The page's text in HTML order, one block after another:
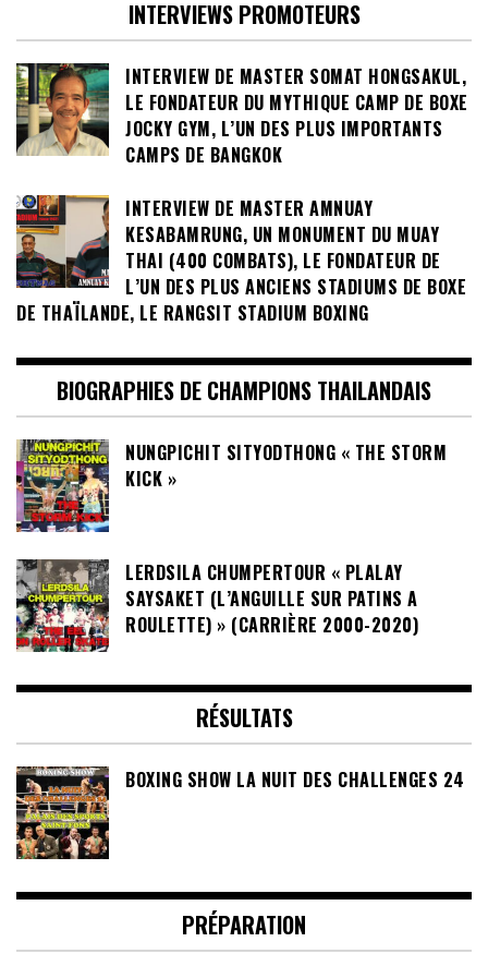
INTERVIEWS PROMOTEURS
INTERVIEW DE MASTER SOMAT HONGSAKUL,
LE FONDATEUR DU MYTHIQUE CAMP DE BOXE
JOCKY GYM, L’UN DES PLUS IMPORTANTS
CAMPS DE BANGKOK
INTERVIEW DE MASTER AMNUAY
KESABAMRUNG, UN MONUMENT DU MUAY
THAI (400 COMBATS), LE FONDATEUR DE
L’UN DES PLUS ANCIENS STADIUMS DE BOXE
DE THAÏLANDE, LE RANGSIT STADIUM BOXING
BIOGRAPHIES DE CHAMPIONS THAILANDAIS
NUNGPICHIT SITYODTHONG « THE STORM
KICK »
LERDSILA CHUMPERTOUR « PLALAY
SAYSAKET (L’ANGUILLE SUR PATINS A
ROULETTE) » (CARRIÈRE 2000-2020)
RÉSULTATS
BOXING SHOW LA NUIT DES CHALLENGES 24
PRÉPARATION